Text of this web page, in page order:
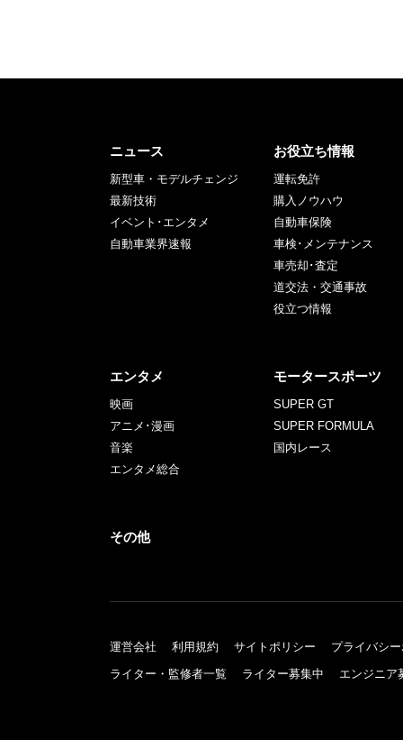
ニュース
新型車・モデルチェンジ
最新技術
イベント･エンタメ
自動車業界速報
お役立ち情報
運転免許
購入ノウハウ
自動車保険
車検･メンテナンス
車売却･査定
道交法・交通事故
役立つ情報
エンタメ
映画
アニメ･漫画
音楽
エンタメ総合
モータースポーツ
SUPER GT
SUPER FORMULA
国内レース
その他
運営会社 利用規約 サイトポリシー
プライバシ
ライター・監修者一覧
ライター募集中 エンジニア